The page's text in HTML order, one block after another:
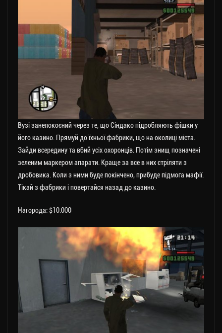
Вузі занепокоєний через те, що Сіндако підробляють фішки у
його казино. Прямуй до їхньої фабрики, що на околиці міста.
Зайди всередину та вбий усіх охоронців. Потім знищ позначені
зеленим маркером апарати. Краще за все в них стріляти з
дробовика. Коли з ними буде покінчено, прибуде підмога мафії.
Тікай з фабрики і повертайся назад до казино.
Нагорода: $10.000